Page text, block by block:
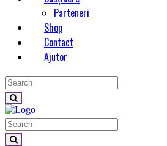
Parteneri
Shop
Contact
Ajutor